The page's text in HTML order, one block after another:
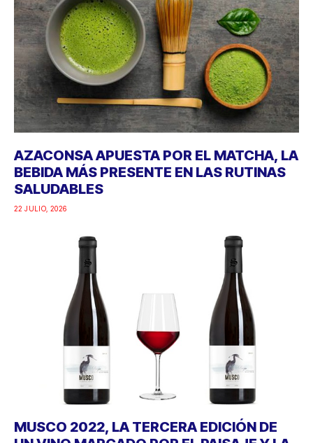
AZACONSA APUESTA POR EL MATCHA, LA
BEBIDA MÁS PRESENTE EN LAS RUTINAS
SALUDABLES
22 JULIO, 2026
MUSCO 2022, LA TERCERA EDICIÓN DE